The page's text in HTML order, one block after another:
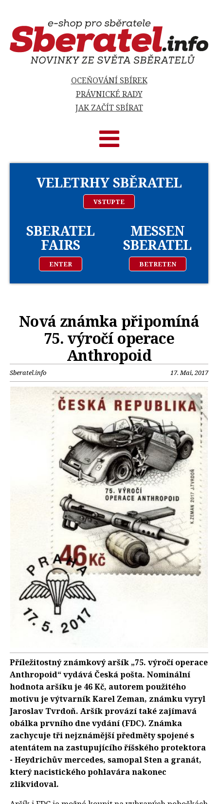
OCEŇOVÁNÍ SBÍREK
PRÁVNICKÉ RADY
JAK ZAČÍT SBÍRAT
VELETRHY SBĚRATEL
VSTUPTE
SBERATEL
FAIRS
ENTER
MESSEN
SBERATEL
BETRETEN
Nová známka připomíná
75. výročí operace
Anthropoid
Sberatel.info 17. Mai, 2017
Příležitostný známkový aršík „75. výročí operace
Anthropoid“ vydává Česká pošta. Nominální
hodnota aršíku je 46 Kč, autorem použitého
motivu je výtvarník Karel Zeman, známku vyryl
Jaroslav Tvrdoň. Aršík provází také zajímavá
obálka prvního dne vydání (FDC). Známka
zachycuje tři nejznámější předměty spojené s
atentátem na zastupujícího říšského protektora
- Heydrichův mercedes, samopal Sten a granát,
který nacistického pohlavára nakonec
zlikvidoval.